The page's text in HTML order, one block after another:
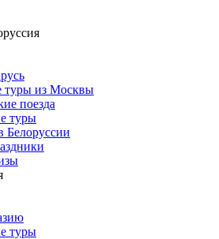
туры из Москвы
поезда
туры
Белоруссии
туры